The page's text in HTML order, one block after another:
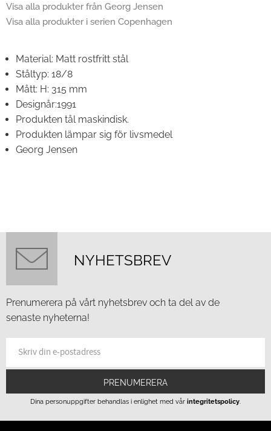
Visa alla produkter från Georg Jensen
Visa alla produkter i serien Copenhagen
Material: Matt rostfritt stål
Ståltyp: 18/8
Mått: H: 315 mm
Designår:1991
Produkten tål maskindisk.
Produkten lämpar sig för livsmedel
Georg Jensen
NYHETSBREV
Prenumerera på vårt nyhetsbrev och ta del av de
senaste nyheterna!
PRENUMERERA
Dina personuppgifter behandlas i enlighet med vår integritetspolicy.